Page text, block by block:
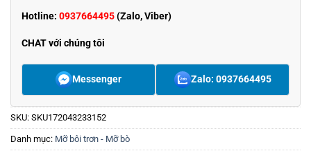
Hotline: 0937664495(Zalo, Viber)
CHAT với chúng tôi
Messenger Zalo: 0937664495
SKU: SKU172043233152
Danh mục: Mỡ bôi trơn - Mỡ bò